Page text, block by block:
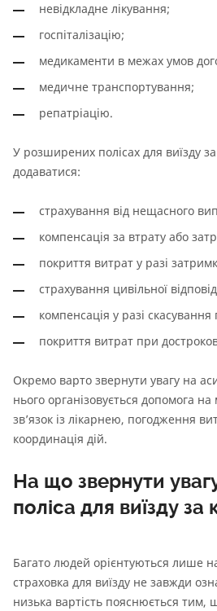
невідкладне лікування;
госпіталізацію;
медикаменти в межах умов
медичне транспортування;
репатріацію.
У розширених полісах для виїзду
додаватися:
страхування від нещасного
компенсація за втрату або
покриття витрат у разі
страхування цивільної
компенсація у разі скасування
покриття витрат при
Окремо варто звернути увагу на
нього організовується допомога на
зв’язок із лікарнею, погодження
координація дій.
На що звернути
поліса для виїзду за
Багато людей орієнтуються лише
страховка для виїзду не завжди
низька вартість пояснюється тим,